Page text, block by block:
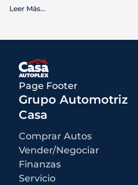
compra. El kilometraje puede variar
utilizarse sólo para comparación.
Qué está incluido
Los precios anunciados INCLUYEN
accesorios instalados por el
transporte de fábrica y descuentos
cuales todos los consumidores
descuentos o incentivos adicionales
incentivos y precios están sujetos a
del fabricante.
Qué no está incluido
Todos los precios anunciados
seleccionado por el comprador,
concesionario de $499 para los
impuestos estatales y locales,
Leer Más...
Page Footer
Grupo Automotriz
Casa
Comprar Autos
Vender/Negociar
Finanzas
Servicio